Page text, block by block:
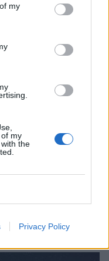
my
my
the
Privacy Policy